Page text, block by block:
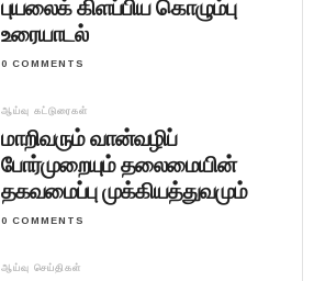
புயலைக் கிளப்பிய கொழும்பு
உரையாடல்
0 COMMENTS
ஆய்வு கட்டுரைகள்
மாறிவரும் வான்வழிப்
போர்முறையும் தலைமையின்
தகவமைப்பு முக்கியத்துவமும்
0 COMMENTS
ஆய்வு செய்திகள்